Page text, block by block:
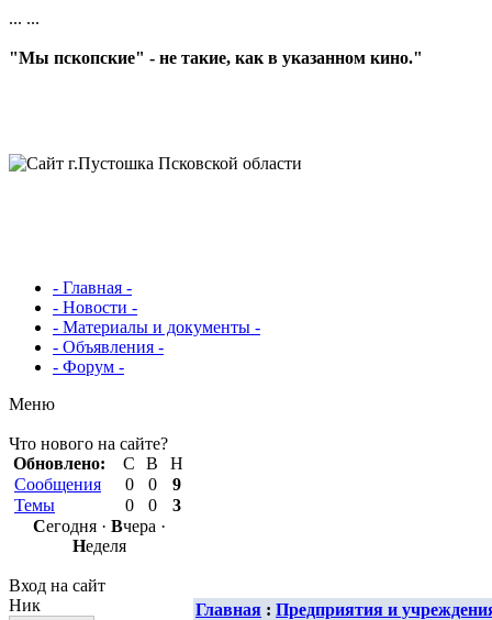
... ...
"Мы пскопские" - не такие, как в указанном кино."
- Главная -
- Новости -
- Материалы и документы -
- Объявления -
- Форум -
Меню
Что нового на сайте?
Обновлено:
С В
Н
Сообщения
0 0
9
Темы
0 0
3
Сегодня · Вчера ·
Неделя
Вход на сайт
Ник
Главная : Предприятия и